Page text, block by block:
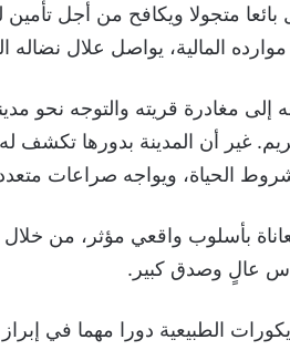
متجولا ويكافح من أجل تأمين
المالية، يواصل علال نضاله
مغادرة قريته والتوجه نحو مدينة
غير أن المدينة بدورها تكشف
الحياة، ويواجه صراعات
بأسلوب واقعي مؤثر، من خلال
عالٍ وصدق كبير.
الطبيعية دورا مهما في إبراز